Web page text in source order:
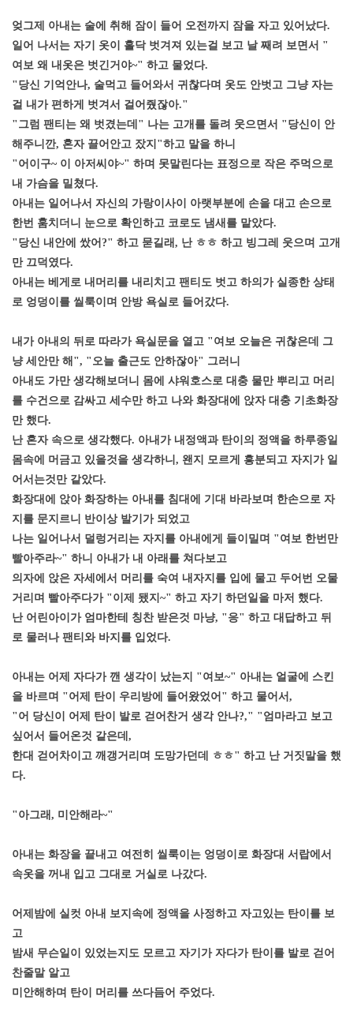
엊그제 아내는 술에 취해 잠이 들어 오전까지 잠을 자고 있어났다.
일어 나서는 자기 옷이 홀닥 벗겨져 있는걸 보고 날 째려 보면서 "
여보 왜 내옷은 벗긴거야~" 하고 물었다.
"당신 기억안나, 술먹고 들어와서 귀찮다며 옷도 안벗고 그냥 자는
걸 내가 편하게 벗겨서 걸어줬잖아."
"그럼 팬티는 왜 벗겼는데" 나는 고개를 돌려 웃으면서 "당신이 안
해주니깐, 혼자 끌어안고 잤지"하고 말을 하니
"어이구~ 이 아저씨야~" 하며 못말린다는 표정으로 작은 주먹으로
내 가슴을 밀쳤다.
아내는 일어나서 자신의 가랑이사이 아랫부분에 손을 대고 손으로
한번 훔치더니 눈으로 확인하고 코로도 냄새를 맡았다.
"당신 내안에 쌌어?" 하고 묻길래, 난 ㅎㅎ 하고 빙그레 웃으며 고개
만 끄덕였다.
아내는 베게로 내머리를 내리치고 팬티도 벗고 하의가 실종한 상태
로 엉덩이를 씰룩이며 안방 욕실로 들어갔다.
내가 아내의 뒤로 따라가 욕실문을 열고 "여보 오늘은 귀찮은데 그
냥 세안만 해", "오늘 출근도 안하잖아" 그러니
아내도 가만 생각해보더니 몸에 샤워호스로 대충 물만 뿌리고 머리
를 수건으로 감싸고 세수만 하고 나와 화장대에 앉자 대충 기초화장
만 했다.
난 혼자 속으로 생각했다. 아내가 내정액과 탄이의 정액을 하루종일
몸속에 머금고 있을것을 생각하니, 왠지 모르게 흥분되고 자지가 일
어서는것만 같았다.
화장대에 앉아 화장하는 아내를 침대에 기대 바라보며 한손으로 자
지를 문지르니 반이상 발기가 되었고
나는 일어나서 덜렁거리는 자지를 아내에게 들이밀며 "여보 한번만
빨아주라~" 하니 아내가 내 아래를 쳐다보고
의자에 앉은 자세에서 머리를 숙여 내자지를 입에 물고 두어번 오물
거리며 빨아주다가 "이제 됐지~" 하고 자기 하던일을 마저 했다.
난 어린아이가 엄마한테 칭찬 받은것 마냥, "응" 하고 대답하고 뒤
로 물러나 팬티와 바지를 입었다.
아내는 어제 자다가 깬 생각이 났는지 "여보~" 아내는 얼굴에 스킨
을 바르며 "어제 탄이 우리방에 들어왔었어" 하고 물어서,
"어 당신이 어제 탄이 발로 걷어찬거 생각 안나?," "엄마라고 보고
싶어서 들어온것 같은데,
한대 걷어차이고 깨갱거리며 도망가던데 ㅎㅎ" 하고 난 거짓말을 했
다.
"아그래, 미안해라~"
아내는 화장을 끝내고 여전히 씰룩이는 엉덩이로 화장대 서랍에서
속옷을 꺼내 입고 그대로 거실로 나갔다.
어제밤에 실컷 아내 보지속에 정액을 사정하고 자고있는 탄이를 보
고
밤새 무슨일이 있었는지도 모르고 자기가 자다가 탄이를 발로 걷어
찬줄말 알고
미안해하며 탄이 머리를 쓰다듬어 주었다.